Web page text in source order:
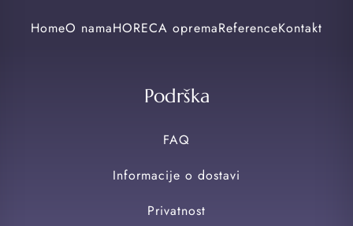
HomeO namaHORECA opremaReferenceKontakt
Podrška
FAQ
Informacije o dostavi
Privatnost